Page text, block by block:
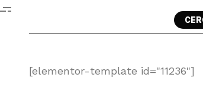
[elementor-template id="11236"]